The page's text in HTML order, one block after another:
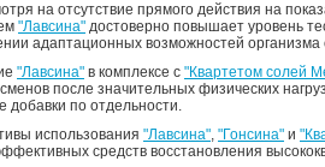
на отсутствие прямого действия на
"Лавсина" достоверно повышает уровень
адаптационных возможностей организма
"Лавсина" в комплексе с "Квартетом солей
после значительных физических
по отдельности.
использования "Лавсина", "Гонсина" и
средств восстановления